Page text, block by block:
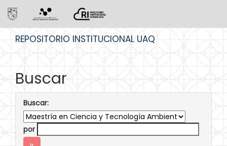
REPOSITORIO INSTITUCIONAL UAQ
Buscar
Buscar:
por